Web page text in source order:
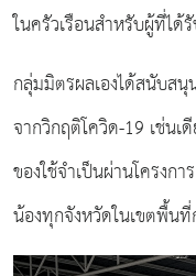
ในครัวเรือนสำหรับผู้ที่ได้
กลุ่มมิตรผลเองได้สนับส
จากวิกฤติโควิด-19 เช่น
ของใช้จำเป็นผ่านโครง
น้องทุกจังหวัดในเขตพื้น